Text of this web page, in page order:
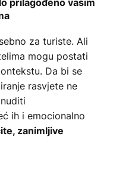
prilagođeno vašim
za turiste. Ali
mogu postati
Da bi se
rasvjete ne
ih i emocionalno
zanimljive